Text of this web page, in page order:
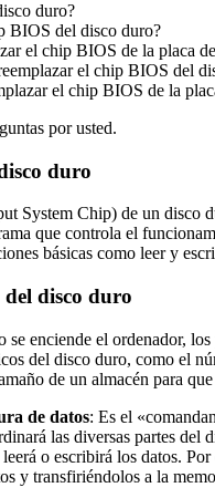
duro?
BIOS del disco duro?
el chip BIOS de la placa
el chip BIOS del
el chip BIOS de la
por usted.
duro
System Chip) de un disco
que controla el
básicas como leer y
disco duro
se enciende el ordenador,
del disco duro, como el
de un almacén para
de datos: Es el
las diversas partes
o escribirá los datos.
y transfiriéndolos a la